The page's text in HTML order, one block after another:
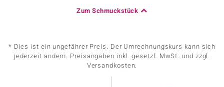
Zum Schmuckstück
* Dies ist ein ungefährer Preis. Der Umrechnungskurs kann sich
jederzeit ändern. Preisangaben inkl. gesetzl. MwSt. und zzgl.
Versandkosten.